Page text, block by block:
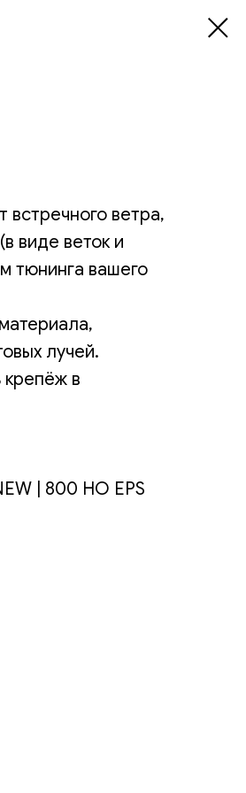
ветра,
виде веток и
тюнинга вашего
лучей.
крепёж в
| 800 HO EPS